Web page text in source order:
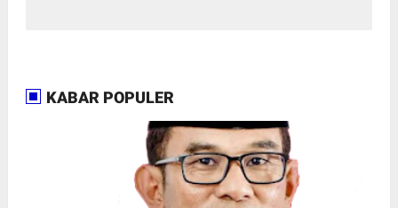
KABAR POPULER